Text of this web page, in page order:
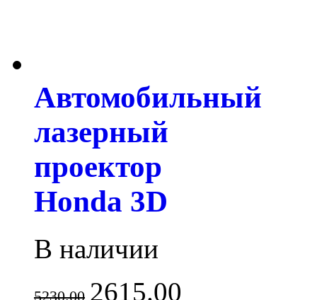
Автомобильный
лазерный
проектор
Honda 3D
В наличии
5230.00 2615.00